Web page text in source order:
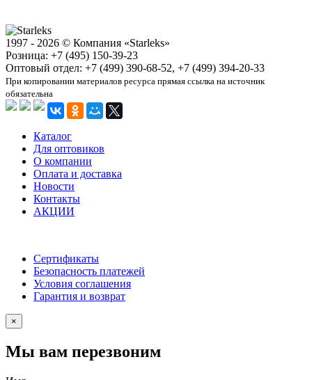
1997 - 2026 © Компания «Starleks»
Розница: +7 (495) 150-39-23
Оптовый отдел: +7 (499) 390-68-52, +7 (499) 394-20-33
При копировании материалов ресурса прямая ссылка на источник
обязательна
Каталог
Для оптовиков
О компании
Оплата и доставка
Новости
Контакты
АКЦИИ
Сертификаты
Безопасность платежей
Условия соглашения
Гарантия и возврат
×
Мы вам перезвоним